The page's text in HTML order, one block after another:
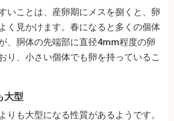
いことは、産卵期にメスを捌くと、卵
く見かけます。春になると多くの個体
、胴体の先端部に直径4mm程度の卵
り、小さい個体でも卵を持っているこ
大型
りも大型になる性質があるようです。